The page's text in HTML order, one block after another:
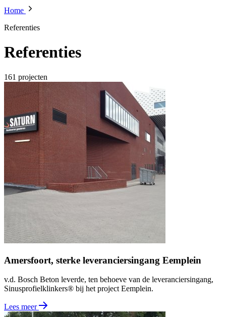
Home
Referenties
Referenties
161 projecten
Amersfoort, sterke leveranciersingang Eemplein
v.d. Bosch Beton leverde, ten behoeve van de leveranciersingang,
Sinusprofielklinkers® bij het project Eemplein.
Lees meer